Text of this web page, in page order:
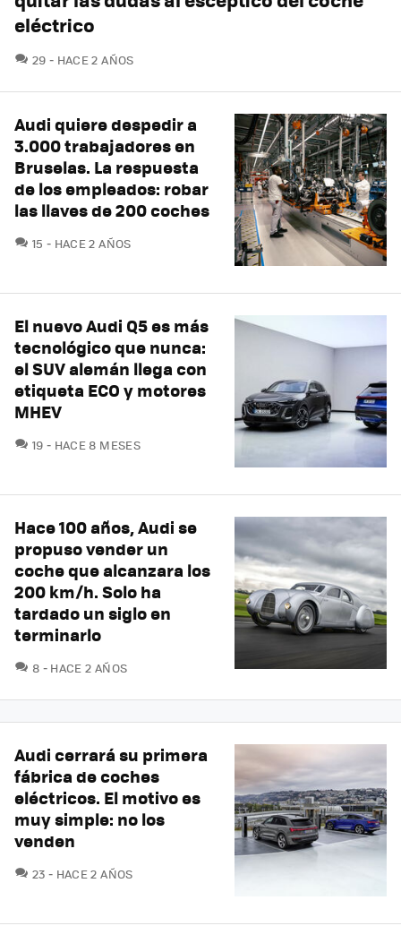
eléctrico
29 COMENTARIOS
HACE 2 AÑOS
Audi quiere despedir a
3.000 trabajadores en
Bruselas. La respuesta
de los empleados: robar
las llaves de 200 coches
15 COMENTARIOS
HACE 2 AÑOS
El nuevo Audi Q5 es más
tecnológico que nunca:
el SUV alemán llega con
etiqueta ECO y motores
MHEV
19 COMENTARIOS
HACE 8 MESES
Hace 100 años, Audi se
propuso vender un
coche que alcanzara los
200 km/h. Solo ha
tardado un siglo en
terminarlo
8 COMENTARIOS
HACE 2 AÑOS
Audi cerrará su primera
fábrica de coches
eléctricos. El motivo es
muy simple: no los
venden
23 COMENTARIOS
HACE 2 AÑOS